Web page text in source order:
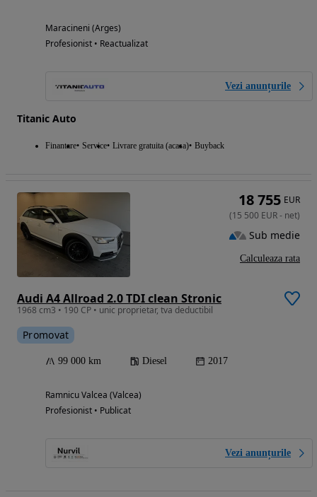
Maracineni (Arges)
Profesionist • Reactualizat
Vezi anunțurile
Titanic Auto
Finantare Service Livrare gratuita (acasa) Buyback
Audi A4 Allroad 2.0 TDI clean Stronic
1968 cm3 • 190 CP • unic proprietar, tva deductibil
Promovat
99 000 km Diesel 2017
Ramnicu Valcea (Valcea)
Profesionist • Publicat
Vezi anunțurile
18 755 EUR
(15 500 EUR- net)
Sub medie
Calculeaza rata